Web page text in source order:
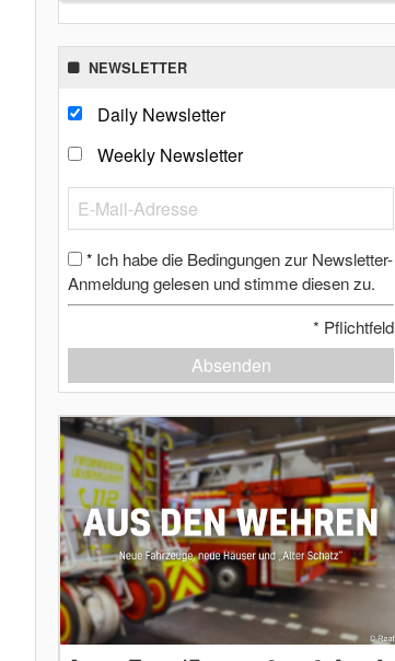
NEWSLETTER
Daily Newsletter
Weekly Newsletter
* Ich habe die Bedingungen zur Newsletter-
Anmeldung gelesen und stimme diesen zu.
* Pflichtfeld
Absenden